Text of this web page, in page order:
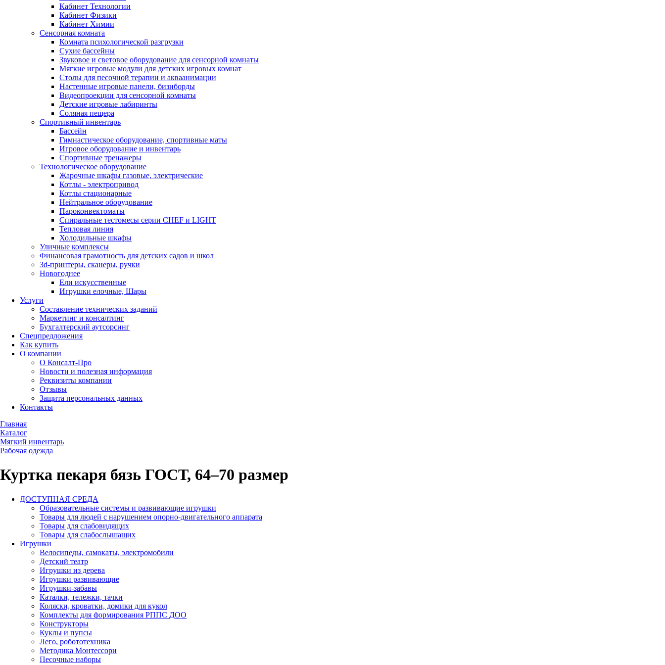
Кабинет Технологии
Кабинет Физики
Кабинет Химии
Сенсорная комната
Комната психологической разгрузки
Сухие бассейны
Звуковое и световое оборудование для сенсорной комнаты
Мягкие игровые модули для детских игровых комнат
Столы для песочной терапии и акваанимации
Настенные игровые панели, бизиборды
Видеопроекции для сенсорной комнаты
Детские игровые лабиринты
Соляная пещера
Спортивный инвентарь
Бассейн
Гимнастическое оборудование, спортивные маты
Игровое оборудование и инвентарь
Спортивные тренажеры
Технологическое оборудование
Жарочные шкафы газовые, электрические
Котлы - электропривод
Котлы стационарные
Нейтральное оборудование
Пароконвектоматы
Спиральные тестомесы серии CHEF и LIGHT
Тепловая линия
Холодильные шкафы
Уличные комплексы
Финансовая грамотность для детских садов и школ
3d-принтеры, сканеры, ручки
Новогоднее
Ели искусственные
Игрушки елочные, Шары
Услуги
Составление технических заданий
Маркетинг и консалтинг
Бухгалтерский аутсорсинг
Спецпредложения
Как купить
О компании
О Консалт-Про
Новости и полезная информация
Реквизиты компании
Отзывы
Защита персональных данных
Контакты
Главная
Каталог
Мягкий инвентарь
Рабочая одежда
Куртка пекаря бязь ГОСТ, 64–70 размер
ДОСТУПНАЯ СРЕДА
Образовательные системы и развивающие игрушки
Товары для людей с нарушением опорно-двигательного аппарата
Товары для слабовидящих
Товары для слабослышащих
Игрушки
Велосипеды, самокаты, электромобили
Детский театр
Игрушки из дерева
Игрушки развивающие
Игрушки-забавы
Каталки, тележки, тачки
Коляски, кроватки, домики для кукол
Комплекты для формирования РППС ДОО
Конструкторы
Куклы и пупсы
Лего, робототехника
Методика Монтессори
Песочные наборы